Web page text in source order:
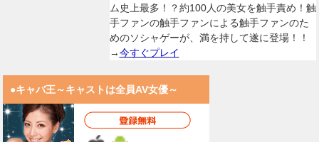
ム史上最多！？約100人の美女を触手責め！触
手ファンの触手ファンによる触手ファンのた
めのソシャゲーが、満を持して遂に登場！！
→今すぐプレイ
●キャバ王～キャストは全員AV女優～